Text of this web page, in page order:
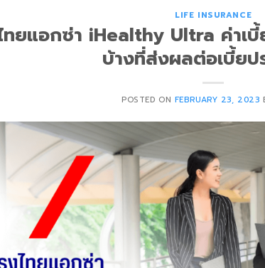
LIFE INSURANCE
ทยแอกซ่า iHealthy Ultra ค่าเบี้
บ้างที่ส่งผลต่อเบี้ยป
POSTED ON FEBRUARY 23, 2023